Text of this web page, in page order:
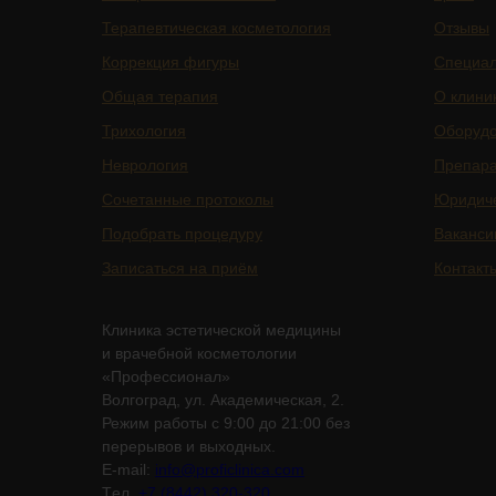
Терапевтическая косметология
Коррекция фигуры
Общая терапия
Трихология
Неврология
Сочетанные протоколы
Подобрать процедуру
Записаться на приём
Отзывы
О
Клиника эстетической медицины
и врачебной косметологии
«Профессионал»
Волгоград, ул. Академическая, 2.
Режим работы с 9:00 до 21:00 без
перерывов и выходных.
E-mail: info@proficlinica.com